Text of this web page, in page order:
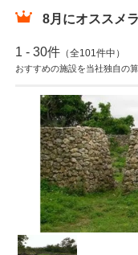
8月 にオススメ
1 - 30件 （全101件中）
おすすめの施設を当社独自の